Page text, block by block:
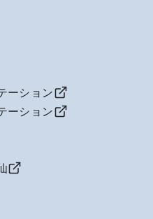
ーション
ーション